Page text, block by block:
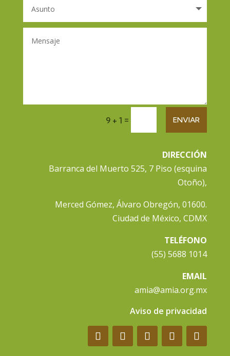
9 + 1 = ENVIAR
DIRECCIÓN
Barranca del Muerto 525, 7 Piso (esquina
Otoño),
Merced Gómez, Álvaro Obregón, 01600.
Ciudad de México, CDMX
TELÉFONO
(55) 5688 1014
EMAIL
amia@amia.org.mx
Aviso de privacidad